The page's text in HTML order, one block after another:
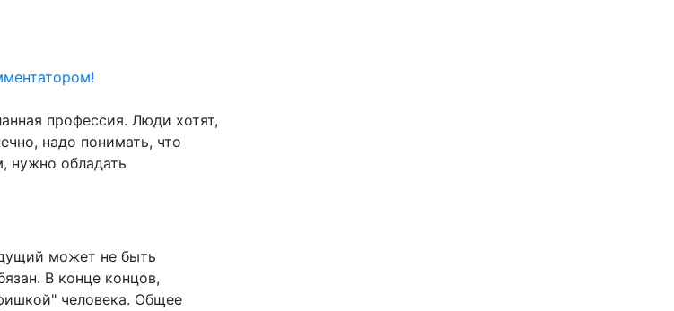
профессия. Люди хотят,
надо понимать, что
нужно обладать
может не быть
В конце концов,
человека. Общее